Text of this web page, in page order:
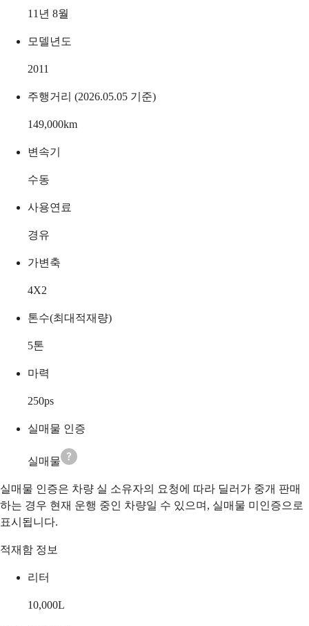
11년 8월
모델년도
2011
주행거리 (2026.05.05 기준)
149,000km
변속기
수동
사용연료
경유
가변축
4X2
톤수(최대적재량)
5톤
마력
250ps
실매물 인증
실매물
실매물 인증은 차량 실 소유자의 요청에 따라 딜러가 중개 판매
하는 경우 현재 운행 중인 차량일 수 있으며, 실매물 미인증으로
표시됩니다.
적재함 정보
리터
10,000L